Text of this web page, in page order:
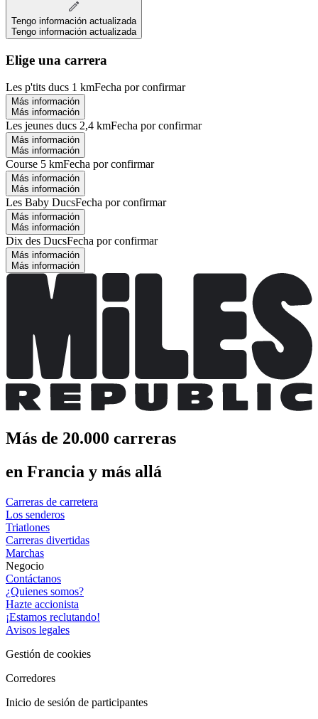
Tengo información actualizada
Tengo información actualizada
Elige una carrera
Les p'tits ducs 1 kmFecha por confirmar
Más información
Más información
Les jeunes ducs 2,4 kmFecha por confirmar
Más información
Más información
Course 5 kmFecha por confirmar
Más información
Más información
Les Baby DucsFecha por confirmar
Más información
Más información
Dix des DucsFecha por confirmar
Más información
Más información
Más de 20.000 carreras
en Francia y más allá
Carreras de carretera
Los senderos
Triatlones
Carreras divertidas
Marchas
Negocio
Contáctanos
¿Quienes somos?
Hazte accionista
¡Estamos reclutando!
Avisos legales
Gestión de cookies
Corredores
Inicio de sesión de participantes